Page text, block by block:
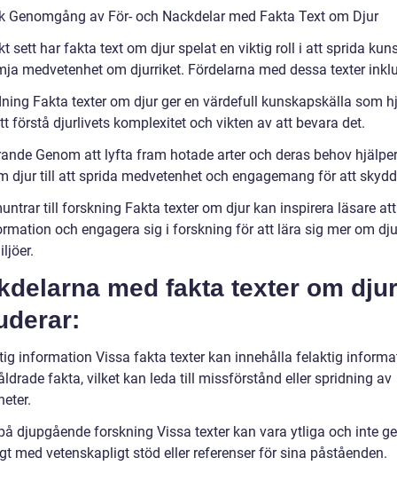
Genomgång av För- och Nackdelar med Fakta Text om Djur
sett har fakta text om djur spelat en viktig roll i att sprida
medvetenhet om djurriket. Fördelarna med dessa texter
Fakta texter om djur ger en värdefull kunskapskälla som
förstå djurlivets komplexitet och vikten av att bevara det.
Genom att lyfta fram hotade arter och deras behov
djur till att sprida medvetenhet och engagemang för att
till forskning Fakta texter om djur kan inspirera läsare
och engagera sig i forskning för att lära sig mer om
med fakta texter om djur
information Vissa fakta texter kan innehålla felaktig
fakta, vilket kan leda till missförstånd eller spridning av
djupgående forskning Vissa texter kan vara ytliga och inte ge
med vetenskapligt stöd eller referenser för sina påståenden.